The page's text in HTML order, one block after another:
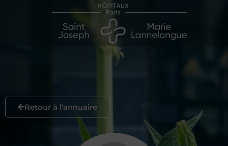
Retour à l'annuaire